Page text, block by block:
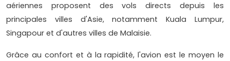
aériennes proposent des vols directs depuis les
principales villes d'Asie, notamment Kuala Lumpur,
Singapour et d'autres villes de Malaisie.
Grâce au confort et à la rapidité, l'avion est le moyen le